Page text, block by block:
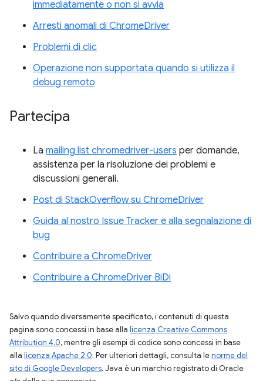
immediatamente o non si avvia
Arresti anomali di ChromeDriver
Problemi di clic
Operazione non supportata quando si utilizza il
debug remoto
Partecipa
La mailing list chromedriver-users per domande,
assistenza per la risoluzione dei problemi e
discussioni generali.
Post di StackOverflow su ChromeDriver
Guida al nostro Issue Tracker e alla segnalazione di
bug
Contribuire a ChromeDriver
Contribuire a ChromeDriver BiDi
Salvo quando diversamente specificato, i contenuti di questa
pagina sono concessi in base alla licenza Creative Commons
Attribution 4.0, mentre gli esempi di codice sono concessi in base
alla licenza Apache 2.0. Per ulteriori dettagli, consulta lenorme del
sito di Google Developers. Java è un marchio registrato di Oracle